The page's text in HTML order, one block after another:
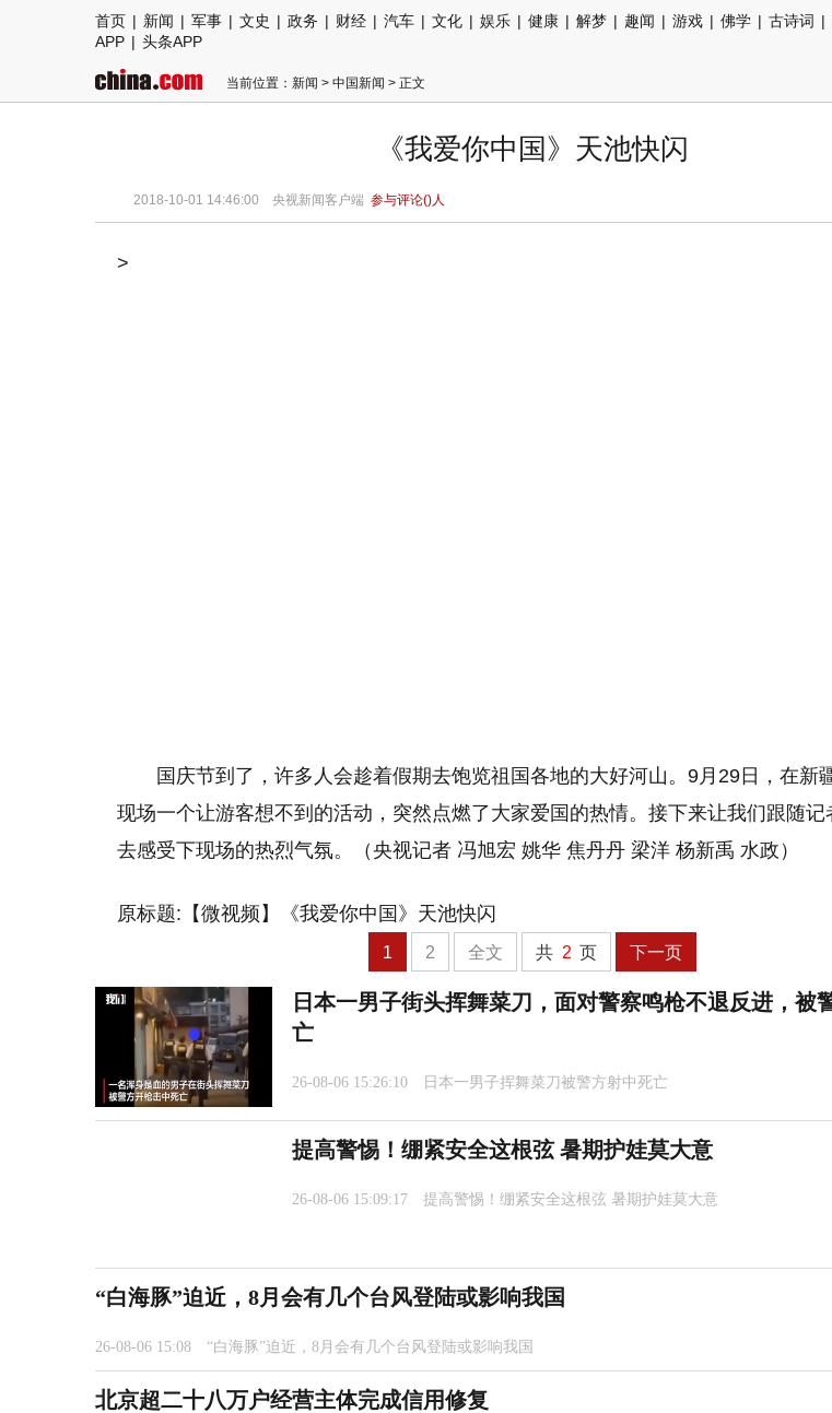
首页 | 新闻 | 军事 | 文史 | 政务 | 财经 | 汽车 | 文化 | 娱乐 | 健康 | 解梦 | 趣闻 | 游戏 | 佛学 | 古诗词 |
APP | 头条APP
当前位置： 新闻 > 中国新闻 > 正文
《我爱你中国》天池快闪
2018-10-01 14:46:00 央视新闻客户端 参与评论()人
>
国庆节到了，许多人会趁着假期去饱览祖国各地的大好河山。9月29日，在新
现场一个让游客想不到的活动，突然点燃了大家爱国的热情。接下来让我们跟随记
去感受下现场的热烈气氛。（央视记者 冯旭宏 姚华 焦丹丹 梁洋 杨新禹 水政）
原标题:【微视频】《我爱你中国》天池快闪
1 2 全文 共 2 页 下一页
日本一男子街头挥舞菜刀，面对警察鸣枪不退反进，被
亡
26-08-06 15:26:10 日本一男子挥舞菜刀被警方射中死亡
提高警惕！绷紧安全这根弦 暑期护娃莫大意
26-08-06 15:09:17 提高警惕！绷紧安全这根弦 暑期护娃莫大意
“白海豚”迫近，8月会有几个台风登陆或影响我国
26-08-06 15:08 “白海豚”迫近，8月会有几个台风登陆或影响我国
北京超二十八万户经营主体完成信用修复